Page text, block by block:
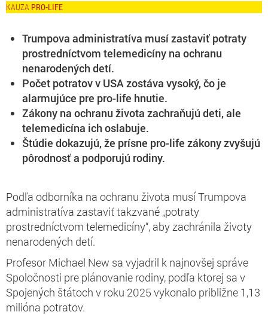
PRO-LIFE
Trumpova administratíva musí zastaviť potraty
prostredníctvom telemedicíny na ochranu
nenarodených detí.
Počet potratov v USA zostáva vysoký, čo je
alarmujúce pre pro-life hnutie.
Zákony na ochranu života zachraňujú deti, ale
telemedicína ich oslabuje.
Štúdie dokazujú, že prísne pro-life zákony zvyšujú
pôrodnosť a podporujú rodiny.
Podľa odborníka na ochranu života musí Trumpova
administratíva zastaviť takzvané „potraty
prostredníctvom telemedicíny“, aby zachránila životy
nenarodených detí.
Profesor Michael New sa vyjadril k najnovšej správe
Spoločnosti pre plánovanie rodiny, podľa ktorej sa v
Spojených štátoch v roku 2025 vykonalo približne 1,13
milióna potratov.